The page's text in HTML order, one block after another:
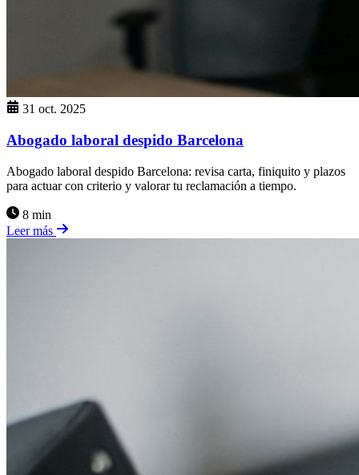
31 oct. 2025
Abogado laboral despido Barcelona
Abogado laboral despido Barcelona: revisa carta, finiquito y plazos
para actuar con criterio y valorar tu reclamación a tiempo.
8 min
Leer más